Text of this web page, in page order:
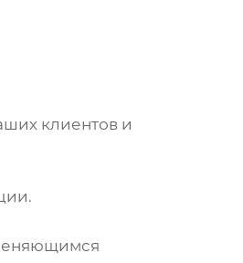
клиентов и